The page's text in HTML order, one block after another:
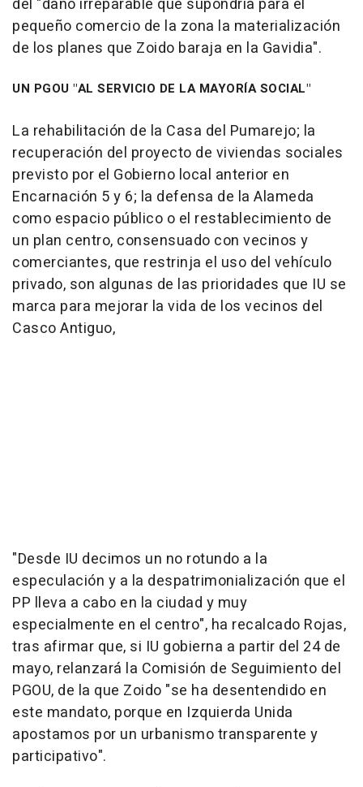
del "daño irreparable que supondría para el
pequeño comercio de la zona la materialización
de los planes que Zoido baraja en la Gavidia".
UN PGOU "AL SERVICIO DE LA MAYORÍA SOCIAL"
La rehabilitación de la Casa del Pumarejo; la
recuperación del proyecto de viviendas sociales
previsto por el Gobierno local anterior en
Encarnación 5 y 6; la defensa de la Alameda
como espacio público o el restablecimiento de
un plan centro, consensuado con vecinos y
comerciantes, que restrinja el uso del vehículo
privado, son algunas de las prioridades que IU se
marca para mejorar la vida de los vecinos del
Casco Antiguo,
"Desde IU decimos un no rotundo a la
especulación y a la despatrimonialización que el
PP lleva a cabo en la ciudad y muy
especialmente en el centro", ha recalcado Rojas,
tras afirmar que, si IU gobierna a partir del 24 de
mayo, relanzará la Comisión de Seguimiento del
PGOU, de la que Zoido "se ha desentendido en
este mandato, porque en Izquierda Unida
apostamos por un urbanismo transparente y
participativo".